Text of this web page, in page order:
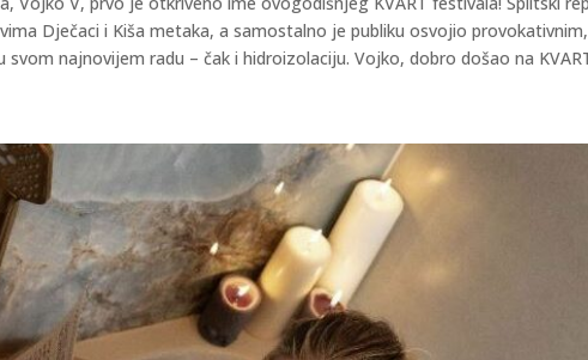
Dječaci i Kiša metaka, a samostalno je publiku osvojio
najnovijem radu – čak i hidroizolaciju. Vojko, dobro došao na